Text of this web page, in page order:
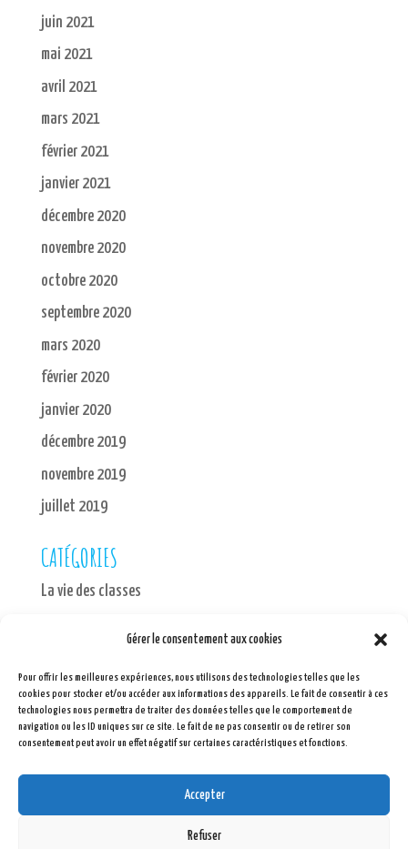
Gérer le consentement aux cookies
Pour offrir les meilleures expériences, nous utilisons des technologies telles que les
cookies pour stocker et/ou accéder aux informations des appareils. Le fait de consentir à ces
technologies nous permettra de traiter des données telles que le comportement de
navigation ou les ID uniques sur ce site. Le fait de ne pas consentir ou de retirer son
consentement peut avoir un effet négatif sur certaines caractéristiques et fonctions.
Accepter
Refuser
juin 2021
mai 2021
avril 2021
mars 2021
février 2021
janvier 2021
décembre 2020
novembre 2020
octobre 2020
septembre 2020
mars 2020
février 2020
janvier 2020
décembre 2019
novembre 2019
juillet 2019
CATÉGORIES
La vie des classes
Connexion
Flux des publications
Flux des commentaires
Site de WordPress-FR